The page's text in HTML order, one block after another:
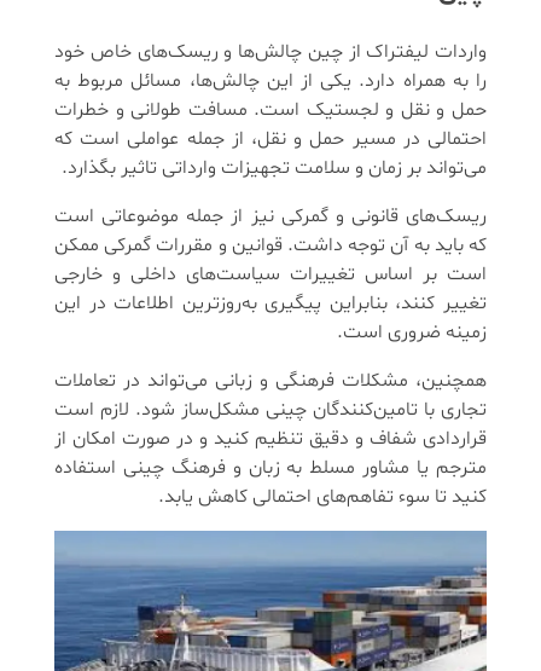
واردات لیفتراک از چین چالش‌ها و ریسک‌های خاص خود
را به همراه دارد. یکی از این چالش‌ها، مسائل مربوط به
حمل و نقل و لجستیک است. مسافت طولانی و خطرات
احتمالی در مسیر حمل و نقل، از جمله عواملی است که
می‌تواند بر زمان و سلامت تجهیزات وارداتی تاثیر بگذارد.
ریسک‌های قانونی و گمرکی نیز از جمله موضوعاتی است
که باید به آن توجه داشت. قوانین و مقررات گمرکی ممکن
است بر اساس تغییرات سیاست‌های داخلی و خارجی
تغییر کنند، بنابراین پیگیری به‌روزترین اطلاعات در این
زمینه ضروری است.
همچنین، مشکلات فرهنگی و زبانی می‌تواند در تعاملات
تجاری با تامین‌کنندگان چینی مشکل‌ساز شود. لازم است
قراردادی شفاف و دقیق تنظیم کنید و در صورت امکان از
مترجم یا مشاور مسلط به زبان و فرهنگ چینی استفاده
کنید تا سوء تفاهم‌های احتمالی کاهش یابد.